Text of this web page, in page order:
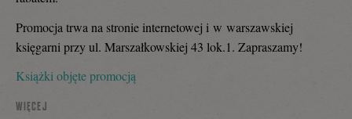
Promocja trwa na stronie internetowej i w warszawskiej
księgarni przy ul. Marszałkowskiej 43 lok.1. Zapraszamy!
Książki objęte promocją
WIĘCEJ